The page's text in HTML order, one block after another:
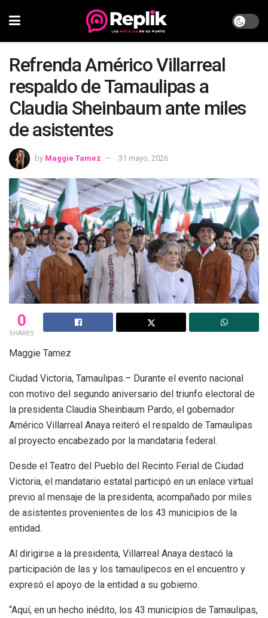
Refrenda Américo Villarreal
respaldo de Tamaulipas a
Claudia Sheinbaum ante miles
de asistentes
by Maggie Tamez 31 mayo, 2026
0
SHARES
Maggie Tamez
Ciudad Victoria, Tamaulipas.– Durante el evento nacional
con motivo del segundo aniversario del triunfo electoral de
la presidenta Claudia Sheinbaum Pardo, el gobernador
Américo Villarreal Anaya reiteró el respaldo de Tamaulipas
al proyecto encabezado por la mandataria federal.
Desde el Teatro del Pueblo del Recinto Ferial de Ciudad
Victoria, el mandatario estatal participó en un enlace virtual
previo al mensaje de la presidenta, acompañado por miles
de asistentes provenientes de los 43 municipios de la
entidad.
Al dirigirse a la presidenta, Villarreal Anaya destacó la
participación de las y los tamaulipecos en el encuentro y
expresó el apoyo de la entidad a su gobierno.
“Aquí, en un hecho inédito, los 43 municipios de Tamaulipas,